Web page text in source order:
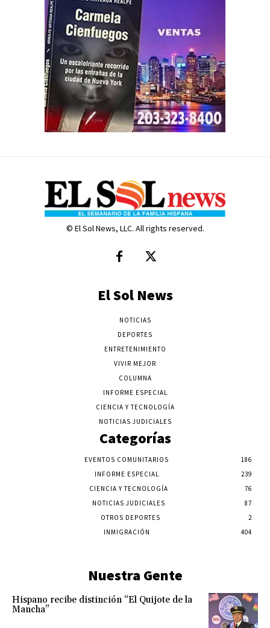
© El Sol News, LLC. All rights reserved.
El Sol News
NOTICIAS
DEPORTES
ENTRETENIMIENTO
VIVIR MEJOR
COLUMNA
INFORME ESPECIAL
CIENCIA Y TECNOLOGÍA
NOTICIAS JUDICIALES
Categorías
EVENTOS COMUNITARIOS
186
INFORME ESPECIAL
239
CIENCIA Y TECNOLOGÍA
76
NOTICIAS JUDICIALES
87
OTROS DEPORTES
2
INMIGRACIÓN
404
Nuestra Gente
Hispano recibe distinción “El Quijote de la
Mancha”